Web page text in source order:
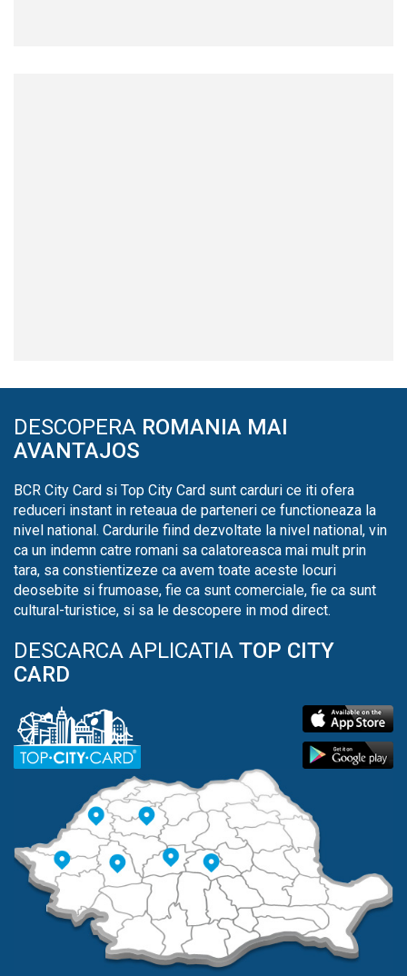
DESCOPERA ROMANIA MAI
AVANTAJOS
BCR City Card si Top City Card sunt carduri ce iti ofera
reduceri instant in reteaua de parteneri ce functioneaza la
nivel national. Cardurile fiind dezvoltate la nivel national, vin
ca un indemn catre romani sa calatoreasca mai mult prin
tara, sa constientizeze ca avem toate aceste locuri
deosebite si frumoase, fie ca sunt comerciale, fie ca sunt
cultural-turistice, si sa le descopere in mod direct.
DESCARCA APLICATIA TOP CITY
CARD